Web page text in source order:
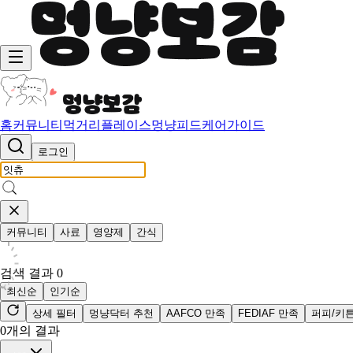
홈커뮤니티 먹거리 플레이스멍냥피드케어가이드
로그인
커뮤니티 사료 영양제 간식
검색 결과 0
최신순
인기순
상세 필터
멍냥닥터 추천 AAFCO 만족 FEDIAF 만족 퍼피/키
0개의 결과